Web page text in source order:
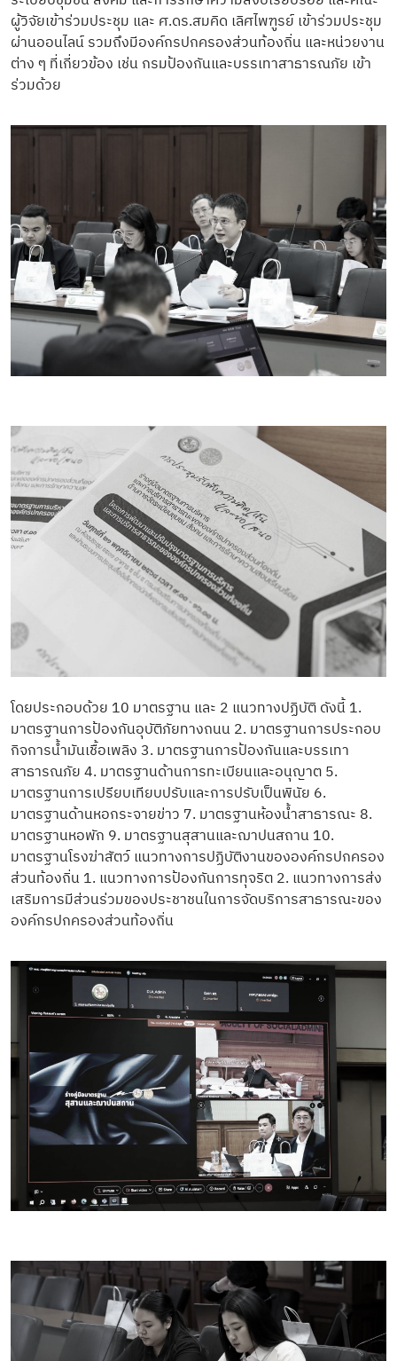
ผู้วิจัยเข้าร่วมประชุม และ ศ.ดร.สมคิด เลิศไพฑูรย์ เข้าร่วมประชุม
ผ่านออนไลน์ รวมถึงมีองค์กรปกครองส่วนท้องถิ่น และหน่วยงาน
ต่าง ๆ ที่เกี่ยวข้อง เช่น กรมป้องกันและบรรเทาสาธารณภัย เข้า
ร่วมด้วย
โดยประกอบด้วย 10 มาตรฐาน และ 2 แนวทางปฏิบัติ ดังนี้ 1.
มาตรฐานการป้องกันอุบัติภัยทางถนน 2. มาตรฐานการประกอบ
กิจการน้ำมันเชื้อเพลิง 3. มาตรฐานการป้องกันและบรรเทา
สาธารณภัย 4. มาตรฐานด้านการทะเบียนและอนุญาต 5.
มาตรฐานการเปรียบเทียบปรับและการปรับเป็นพินัย 6.
มาตรฐานด้านหอกระจายข่าว 7. มาตรฐานห้องน้ำสาธารณะ 8.
มาตรฐานหอพัก 9. มาตรฐานสุสานและฌาปนสถาน 10.
มาตรฐานโรงฆ่าสัตว์ แนวทางการปฏิบัติงานขององค์กรปกครอง
ส่วนท้องถิ่น 1. แนวทางการป้องกันการทุจริต 2. แนวทางการส่ง
เสริมการมีส่วนร่วมของประชาชนในการจัดบริการสาธารณะของ
องค์กรปกครองส่วนท้องถิ่น